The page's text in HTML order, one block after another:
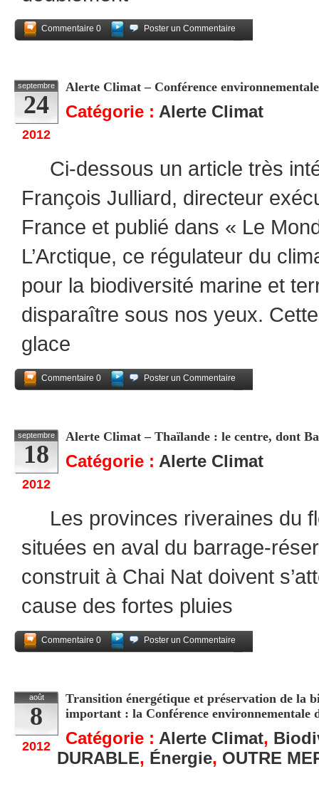
Commentaire 0
Poster un Commentaire
septembre
24
2012
Alerte Climat – Conférence
Catégorie : Alerte Climat
Ci-dessous un article très
François Julliard, directeur
France et publié dans « Le
L’Arctique, ce régulateur du
pour la biodiversité marine et
disparaître sous nos yeux.
glace
Commentaire 0
Poster un Commentaire
septembre
18
2012
Alerte Climat – Thaïlande : le centre, dont
Catégorie : Alerte Climat
Les provinces riveraines du
situées en aval du barrage-
construit à Chai Nat doivent
cause des fortes pluies
Commentaire 0
Poster un Commentaire
août
8
2012
Transition énergétique et préservation de la
important : la Conférence environnementale
Catégorie : Alerte Climat,
DURABLE, Énergie, OUTRE